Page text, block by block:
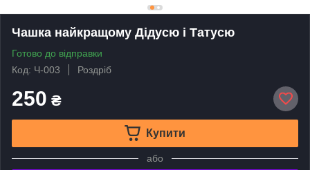
Чашка найкращому Дідусю і Татусю
Готово до відправки
Код: Ч-003
Роздріб
250 ₴
Купити
або